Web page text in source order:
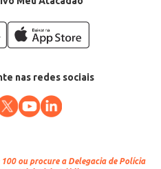
nas redes sociais
100 ou procure a Delegacia de Polícia